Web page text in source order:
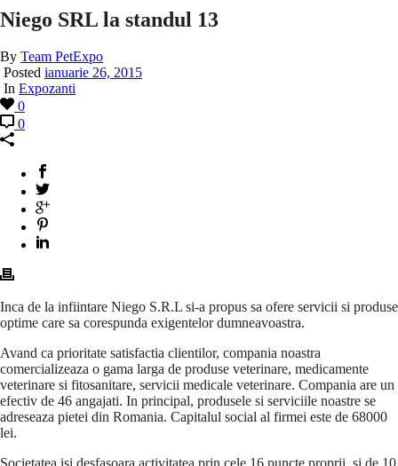
Niego SRL la standul 13
By Team PetExpo
Posted ianuarie 26, 2015
In Expozanti
0
0
Inca de la infiintare Niego S.R.L si-a propus sa ofere servicii si produse
optime care sa corespunda exigentelor dumneavoastra.
Avand ca prioritate satisfactia clientilor, compania noastra
comercializeaza o gama larga de produse veterinare, medicamente
veterinare si fitosanitare, servicii medicale veterinare. Compania are un
efectiv de 46 angajati. In principal, produsele si serviciile noastre se
adreseaza pietei din Romania. Capitalul social al firmei este de 68000
lei.